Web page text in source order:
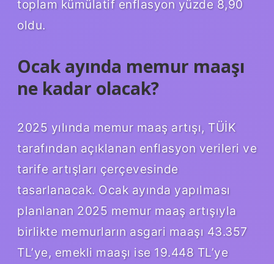
toplam kümülatif enflasyon yüzde 8,90
oldu.
Ocak ayında memur maaşı
ne kadar olacak?
2025 yılında memur maaş artışı, TÜİK
tarafından açıklanan enflasyon verileri ve
tarife artışları çerçevesinde
tasarlanacak. Ocak ayında yapılması
planlanan 2025 memur maaş artışıyla
birlikte memurların asgari maaşı 43.357
TL’ye, emekli maaşı ise 19.448 TL’ye